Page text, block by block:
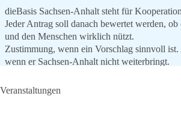
dieBasis Sachsen-Anhalt steht für
Jeder Antrag soll danach bewertet werden, ob
und den Menschen wirklich nützt.
Zustimmung, wenn ein Vorschlag sinnvoll
wenn er Sachsen-Anhalt nicht weiterbringt.
💬 Was ist dir wichtiger: der Absender eines
Veranstaltungen